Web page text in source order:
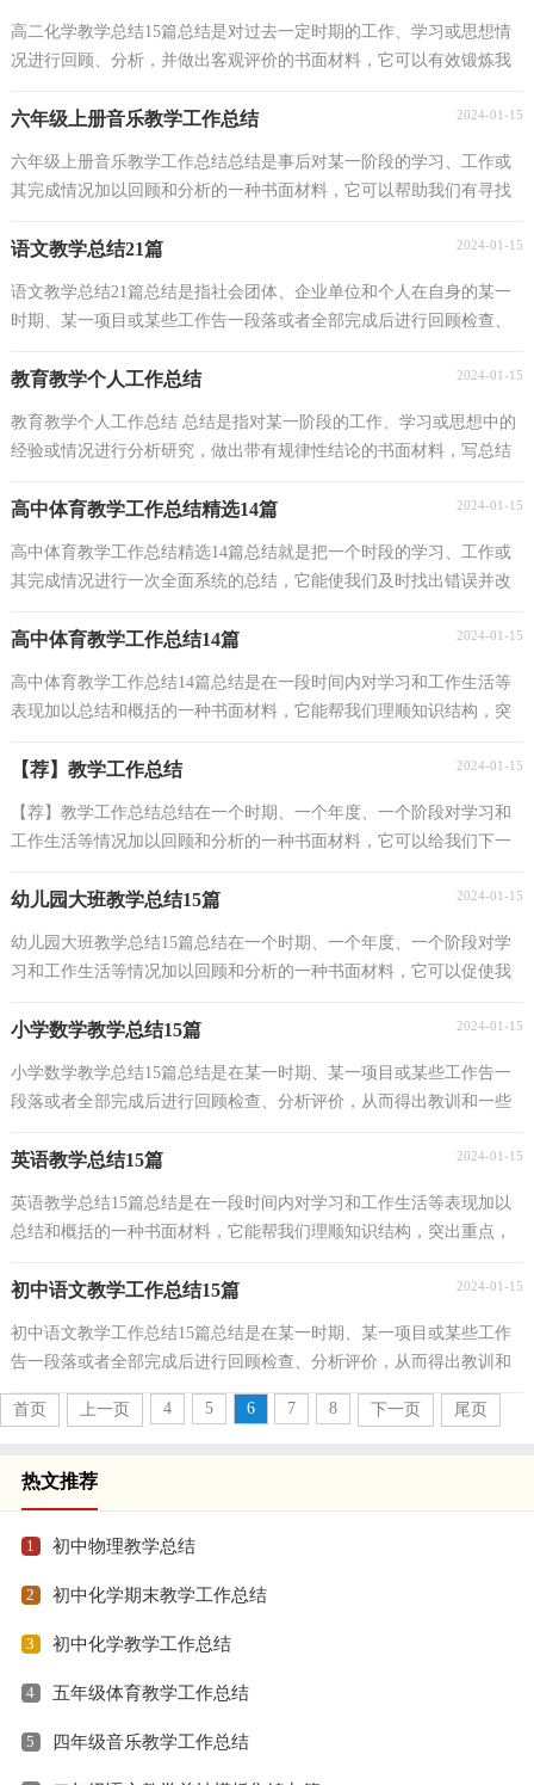
高二化学教学总结15篇总结是对过去一定时期的工作、学习或思想情
况进行回顾、分析，并做出客观评价的书面材料，它可以有效锻炼我
六年级上册音乐教学工作总结 2024-01-15
六年级上册音乐教学工作总结总结是事后对某一阶段的学习、工作或
其完成情况加以回顾和分析的一种书面材料，它可以帮助我们有寻找
语文教学总结21篇 2024-01-15
语文教学总结21篇总结是指社会团体、企业单位和个人在自身的某一
时期、某一项目或某些工作告一段落或者全部完成后进行回顾检查、
教育教学个人工作总结 2024-01-15
教育教学个人工作总结 总结是指对某一阶段的工作、学习或思想中的
经验或情况进行分析研究，做出带有规律性结论的书面材料，写总结
高中体育教学工作总结精选14篇 2024-01-15
高中体育教学工作总结精选14篇总结就是把一个时段的学习、工作或
其完成情况进行一次全面系统的总结，它能使我们及时找出错误并改
高中体育教学工作总结14篇 2024-01-15
高中体育教学工作总结14篇总结是在一段时间内对学习和工作生活等
表现加以总结和概括的一种书面材料，它能帮我们理顺知识结构，突
【荐】教学工作总结 2024-01-15
【荐】教学工作总结总结在一个时期、一个年度、一个阶段对学习和
工作生活等情况加以回顾和分析的一种书面材料，它可以给我们下一
幼儿园大班教学总结15篇 2024-01-15
幼儿园大班教学总结15篇总结在一个时期、一个年度、一个阶段对学
习和工作生活等情况加以回顾和分析的一种书面材料，它可以促使我
小学数学教学总结15篇 2024-01-15
小学数学教学总结15篇总结是在某一时期、某一项目或某些工作告一
段落或者全部完成后进行回顾检查、分析评价，从而得出教训和一些
英语教学总结15篇 2024-01-15
英语教学总结15篇总结是在一段时间内对学习和工作生活等表现加以
总结和概括的一种书面材料，它能帮我们理顺知识结构，突出重点，
初中语文教学工作总结15篇 2024-01-15
初中语文教学工作总结15篇总结是在某一时期、某一项目或某些工作
告一段落或者全部完成后进行回顾检查、分析评价，从而得出教训和
一些规律性认识的一种书面材料，它是增长才干的...
首页
上一页 4 5 6 7 8 下一页 尾页
热文推荐
1 初中物理教学总结
2 初中化学期末教学工作总结
3 初中化学教学工作总结
4 五年级体育教学工作总结
5 四年级音乐教学工作总结